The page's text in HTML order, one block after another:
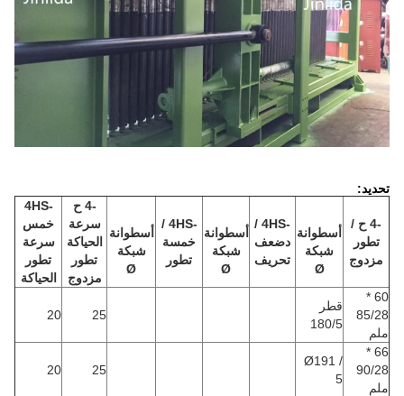
تحديد:
تطور
مزدوج
أسطوانة
شبكة
Ø
ضعف
تحريف
أسطوانة
شبكة
Ø
خمسة
تطور
أسطوانة
شبكة
Ø
سرعة
الحياكة
تطور
مزدوج
خمس
سرعة
تطور
الحياكة
60 *
85/28
ملم
قطر
180/5
25
20
66 *
90/28
ملم
Ø191 /
5
25
20